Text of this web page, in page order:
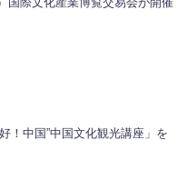
国際文化産業博覧交易会が開催
！中国”中国文化観光講座」を